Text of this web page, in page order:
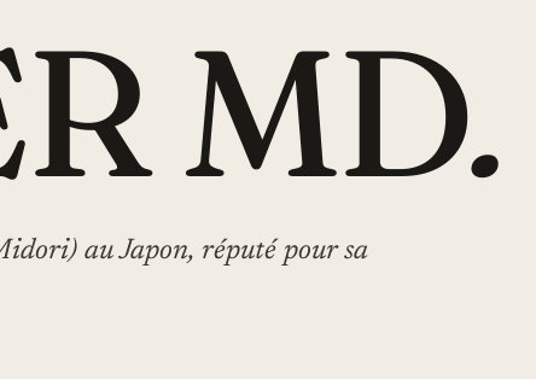
MD.
au Japon, réputé pour sa